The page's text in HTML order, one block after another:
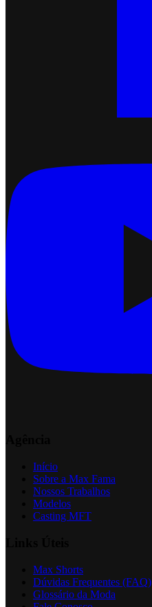
Início
Sobre a Max Fama
Nossos Trabalhos
Modelos
Casting MFT
Max Shorts
Dúvidas Frequentes (FAQ)
Glossário da Moda